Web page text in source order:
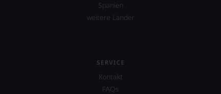
Spanien
weitere Länder
SERVICE
Kontakt
FAQs